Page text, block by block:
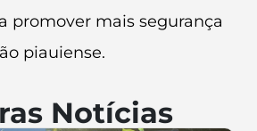
promover mais segurança
piauiense.
Notícias